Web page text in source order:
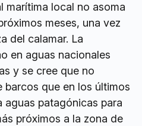
marítima local no asoma
meses, una vez
del calamar. La
en aguas nacionales
y se cree que no
que en los últimos
aguas patagónicas para
próximos a la zona de